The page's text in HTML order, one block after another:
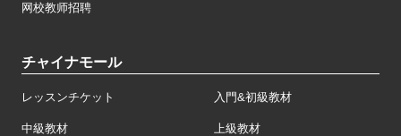
网校教师招聘
チャイナモール
レッスンチケット 入門&初級教材
中級教材 上級教材